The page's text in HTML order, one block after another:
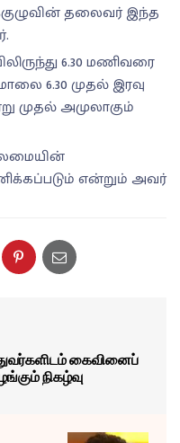
தலைவர் இந்த
6.30 மணிவரை
6.30 முதல் இரவு
முதல் அமுலாகும்
என்றும் அவர்
கைவினைப்
நிகழ்வு